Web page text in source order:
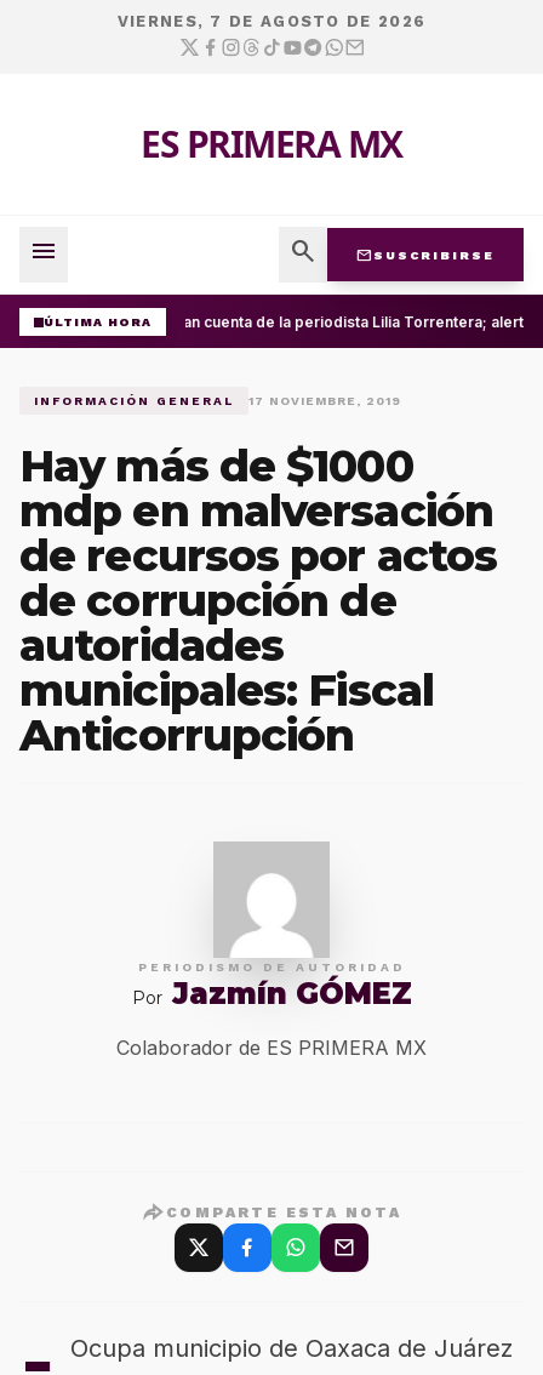
VIERNES, 7 DE AGOSTO DE 2026
ES PRIMERA MX
menu search mail SUSCRIBIRSE
ÚLTIMA HORA Roban cuenta de la periodista Lilia Torrentera;
INFORMACIÓN GENERAL 17 NOVIEMBRE, 2019
Hay más de $1000
mdp en malversación
de recursos por actos
de corrupción de
autoridades
municipales: Fiscal
Anticorrupción
PERIODISMO DE AUTORIDAD
Por Jazmín GÓMEZ
Colaborador de ES PRIMERA MX
COMPARTE ESTA NOTA
Ocupa municipio de Oaxaca de Juárez